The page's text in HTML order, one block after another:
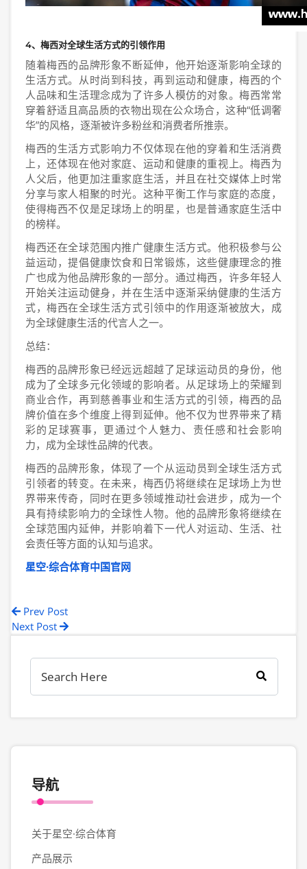
4、梅西对全球生活方式的引领作用
随着梅西的品牌形象不断延伸，他开始逐渐影响全球的
生活方式。从时尚到科技，再到运动和健康，梅西的个
人品味和生活理念成为了许多人模仿的对象。梅西常常
穿着舒适且高品质的衣物出现在公众场合，这种“低调奢
华”的风格，逐渐被许多粉丝和消费者所推崇。
梅西的生活方式影响力不仅体现在他的穿着和生活消费
上，还体现在他对家庭、运动和健康的重视上。梅西为
人父后，他更加注重家庭生活，并且在社交媒体上时常
分享与家人相聚的时光。这种平衡工作与家庭的态度，
使得梅西不仅是足球场上的明星，也是普通家庭生活中
的榜样。
梅西还在全球范围内推广健康生活方式。他积极参与公
益运动，提倡健康饮食和日常锻炼，这些健康理念的推
广也成为他品牌形象的一部分。通过梅西，许多年轻人
开始关注运动健身，并在生活中逐渐采纳健康的生活方
式，梅西在全球生活方式引领中的作用逐渐被放大，成
为全球健康生活的代言人之一。
总结：
梅西的品牌形象已经远远超越了足球运动员的身份，他
成为了全球多元化领域的影响者。从足球场上的荣耀到
商业合作，再到慈善事业和生活方式的引领，梅西的品
牌价值在多个维度上得到延伸。他不仅为世界带来了精
彩的足球赛事，更通过个人魅力、责任感和社会影响
力，成为全球性品牌的代表。
梅西的品牌形象，体现了一个从运动员到全球生活方式
引领者的转变。在未来，梅西仍将继续在足球场上为世
界带来传奇，同时在更多领域推动社会进步，成为一个
具有持续影响力的全球性人物。他的品牌形象将继续在
全球范围内延伸，并影响着下一代人对运动、生活、社
会责任等方面的认知与追求。
星空·综合体育中国官网
Prev Post
Next Post
导航
关于星空·综合体育
产品展示